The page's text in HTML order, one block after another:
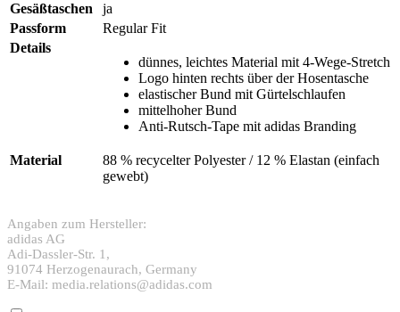
Gesäßtaschen
ja
Passform
Regular Fit
Details
dünnes, leichtes Material mit 4-Wege-Stretch
Logo hinten rechts über der Hosentasche
elastischer Bund mit Gürtelschlaufen
mittelhoher Bund
Anti-Rutsch-Tape mit adidas Branding
Material
88 % recycelter Polyester / 12 % Elastan (einfach
gewebt)
Angaben zum Hersteller:
adidas AG
Adi-Dassler-Str. 1,
91074 Herzogenaurach, Germany
E-Mail: media.relations@adidas.com